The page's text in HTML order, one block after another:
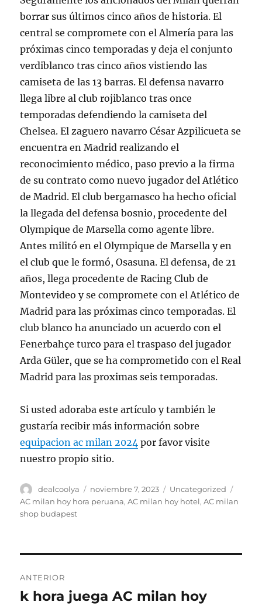
borrar sus últimos cinco años de historia. El
central se compromete con el Almería para las
próximas cinco temporadas y deja el conjunto
verdiblanco tras cinco años vistiendo las
camiseta de las 13 barras. El defensa navarro
llega libre al club rojiblanco tras once
temporadas defendiendo la camiseta del
Chelsea. El zaguero navarro César Azpilicueta se
encuentra en Madrid realizando el
reconocimiento médico, paso previo a la firma
de su contrato como nuevo jugador del Atlético
de Madrid. El club bergamasco ha hecho oficial
la llegada del defensa bosnio, procedente del
Olympique de Marsella como agente libre.
Antes militó en el Olympique de Marsella y en
el club que le formó, Osasuna. El defensa, de 21
años, llega procedente de Racing Club de
Montevideo y se compromete con el Atlético de
Madrid para las próximas cinco temporadas. El
club blanco ha anunciado un acuerdo con el
Fenerbahçe turco para el traspaso del jugador
Arda Güler, que se ha comprometido con el Real
Madrid para las proximas seis temporadas.
Si usted adoraba este artículo y también le
gustaría recibir más información sobre
equipacion ac milan 2024 por favor visite
nuestro propio sitio.
Autor
dealcoolya
Publicado
el
noviembre 7, 2023 Categorías
Uncategorized
AC milan hoy hora peruana,AC milan hoy hotel,AC milan
shop budapest
de
ANTERIOR
Entrada
k hora juega AC milan hoy